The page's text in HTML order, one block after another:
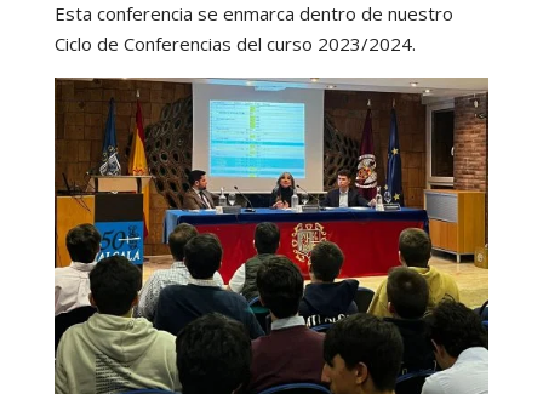
Esta conferencia se enmarca dentro de nuestro
Ciclo de Conferencias del curso 2023/2024.